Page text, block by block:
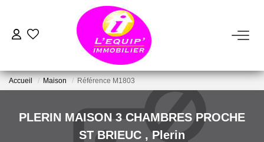
ACHETER
LOUER
ESTIMER
Accueil Maison Référence M1803
PLERIN MAISON 3 CHAMBRES PROCHE
ST BRIEUC ,Plerin